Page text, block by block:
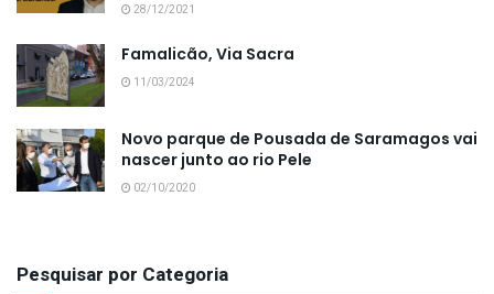
28/12/2021
Famalicão, Via Sacra
11/03/2024
Novo parque de Pousada de Saramagos vai
nascer junto ao rio Pele
02/10/2020
Pesquisar por Categoria